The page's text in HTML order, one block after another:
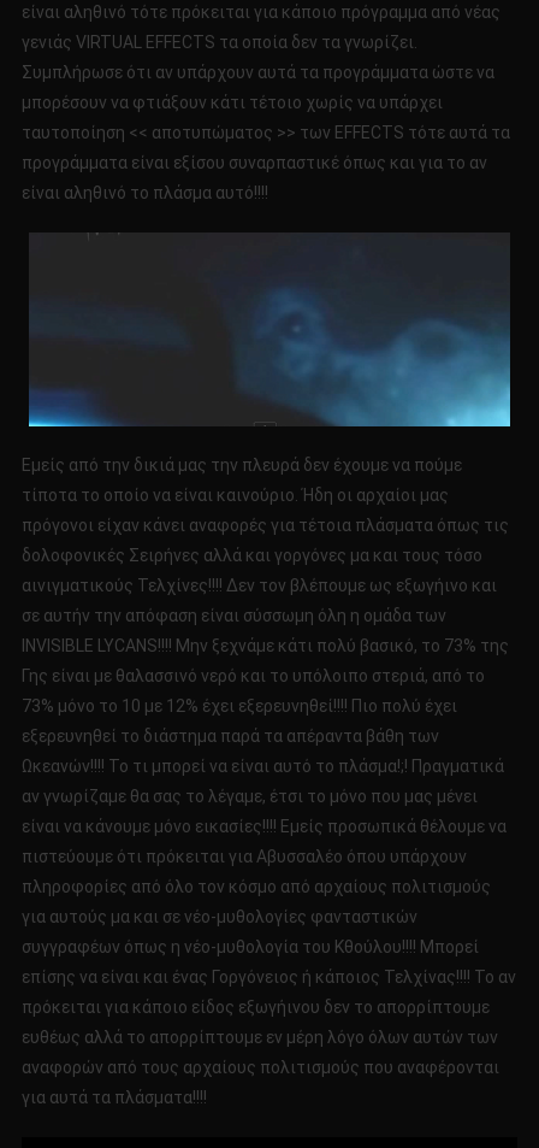
είναι αληθινό τότε πρόκειται για κάποιο πρόγραμμα από νέας
γενιάς VIRTUAL EFFECTS τα οποία δεν τα γνωρίζει.
Συμπλήρωσε ότι αν υπάρχουν αυτά τα προγράμματα ώστε να
μπορέσουν να φτιάξουν κάτι τέτοιο χωρίς να υπάρχει
ταυτοποίηση << αποτυπώματος >> των EFFECTS τότε αυτά τα
προγράμματα είναι εξίσου συναρπαστικέ όπως και για το αν
είναι αληθινό το πλάσμα αυτό!!!!
Εμείς από την δικιά μας την πλευρά δεν έχουμε να πούμε
τίποτα το οποίο να είναι καινούριο. Ήδη οι αρχαίοι μας
πρόγονοι είχαν κάνει αναφορές για τέτοια πλάσματα όπως τις
δολοφονικές Σειρήνες αλλά και γοργόνες μα και τους τόσο
αινιγματικούς Τελχίνες!!!! Δεν τον βλέπουμε ως εξωγήινο και
σε αυτήν την απόφαση είναι σύσσωμη όλη η ομάδα των
INVISIBLE LYCANS!!!! Μην ξεχνάμε κάτι πολύ βασικό, το 73% της
Γης είναι με θαλασσινό νερό και το υπόλοιπο στεριά, από το
73% μόνο το 10 με 12% έχει εξερευνηθεί!!!! Πιο πολύ έχει
εξερευνηθεί το διάστημα παρά τα απέραντα βάθη των
Ωκεανών!!!! Το τι μπορεί να είναι αυτό το πλάσμα!;! Πραγματικά
αν γνωρίζαμε θα σας το λέγαμε, έτσι το μόνο που μας μένει
είναι να κάνουμε μόνο εικασίες!!!! Εμείς προσωπικά θέλουμε να
πιστεύουμε ότι πρόκειται για Αβυσσαλέο όπου υπάρχουν
πληροφορίες από όλο τον κόσμο από αρχαίους πολιτισμούς
για αυτούς μα και σε νέο-μυθολογίες φανταστικών
συγγραφέων όπως η νέο-μυθολογία του Κθούλου!!!! Μπορεί
επίσης να είναι και ένας Γοργόνειος ή κάποιος Τελχίνας!!!! Το αν
πρόκειται για κάποιο είδος εξωγήινου δεν το απορρίπτουμε
ευθέως αλλά το απορρίπτουμε εν μέρη λόγο όλων αυτών των
αναφορών από τους αρχαίους πολιτισμούς που αναφέρονται
για αυτά τα πλάσματα!!!!